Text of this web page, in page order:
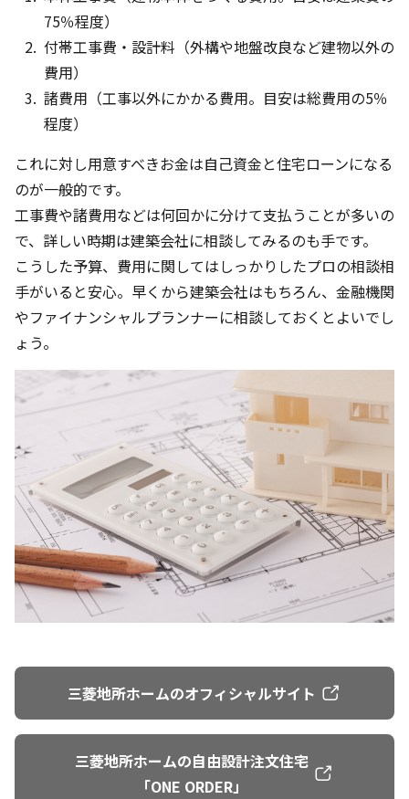
75％程度）
付帯工事費・設計料（外構や地盤改良など建物以外の
費用）
諸費用（工事以外にかかる費用。目安は総費用の5％
程度）
これに対し用意すべきお金は自己資金と住宅ローンになる
のが一般的です。
工事費や諸費用などは何回かに分けて支払うことが多いの
で、詳しい時期は建築会社に相談してみるのも手です。
こうした予算、費用に関してはしっかりしたプロの相談相
手がいると安心。早くから建築会社はもちろん、金融機関
やファイナンシャルプランナーに相談しておくとよいでし
ょう。
三菱地所ホームのオフィシャルサイト
三菱地所ホームの自由設計注文住宅
「ONE ORDER」